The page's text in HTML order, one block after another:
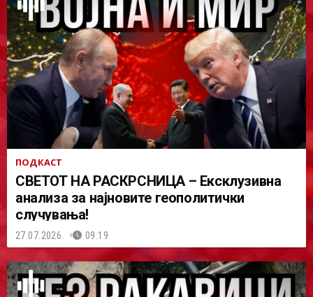
ПОДКАСТ
СВЕТОТ НА РАСКРСНИЦА – Ексклузивна
анализа за најновите геополитички
случувања!
27.07.2026. 09:19